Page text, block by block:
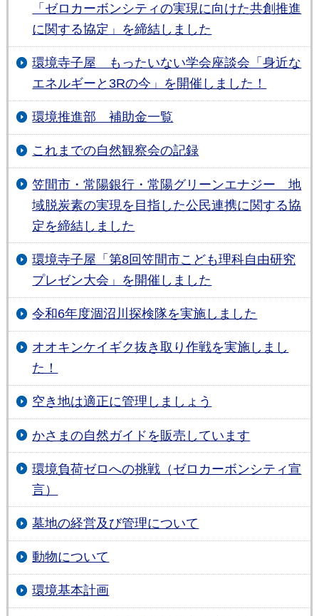
「ゼロカーボンシティの実現に向けた共創推進
に関する協定」を締結しました
環境寺⼦屋 もったいない学会座談会「⾝近な
エネルギーと3Rの今」を開催しました！
環境推進部 補助金一覧
これまでの自然観察会の記録
笠間市・常陽銀行・常陽グリーンエナジー 地
域脱炭素の実現を目指した公民連携に関する協
定を締結しました
環境寺子屋「第8回笠間市こども理科自由研究
プレゼン大会」を開催しました
令和6年度涸沼川探検隊を実施しました
オオキンケイギク抜き取り作戦を実施しまし
た！
空き地は適正に管理しましょう
かさまの自然ガイドを販売しています
環境負荷ゼロへの挑戦（ゼロカーボンシティ宣
言）
墓地の経営及び管理について
動物について
環境基本計画